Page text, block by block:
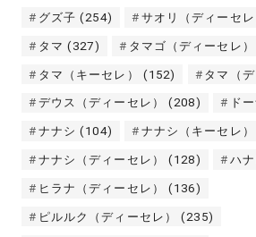
グズ子 (254) サオリ（ディーセレ
タマ (327) タマゴ（ディーセレ）
タマ（キーセレ） (152) タマ（デ
デウス（ディーセレ） (208) ド
ナナシ (104) ナナシ（キーセレ）
ナナシ（ディーセレ） (128) ハナ
ヒラナ（ディーセレ） (136)
ピルルク（ディーセレ） (235)